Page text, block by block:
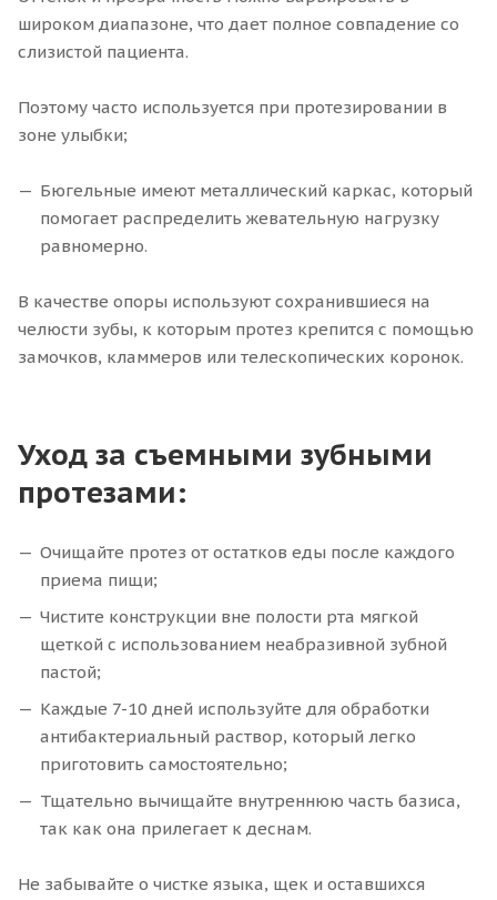
широком диапазоне, что дает полное совпадение со
слизистой пациента.
Поэтому часто используется при протезировании в
зоне улыбки;
Бюгельные имеют металлический каркас, который
помогает распределить жевательную нагрузку
равномерно.
В качестве опоры используют сохранившиеся на
челюсти зубы, к которым протез крепится с помощью
замочков, кламмеров или телескопических коронок.
Уход за съемными зубными
протезами:
Очищайте протез от остатков еды после каждого
приема пищи;
Чистите конструкции вне полости рта мягкой
щеткой с использованием неабразивной зубной
пастой;
Каждые 7-10 дней используйте для обработки
антибактериальный раствор, который легко
приготовить самостоятельно;
Тщательно вычищайте внутреннюю часть базиса,
так как она прилегает к деснам.
Не забывайте о чистке языка, щек и оставшихся